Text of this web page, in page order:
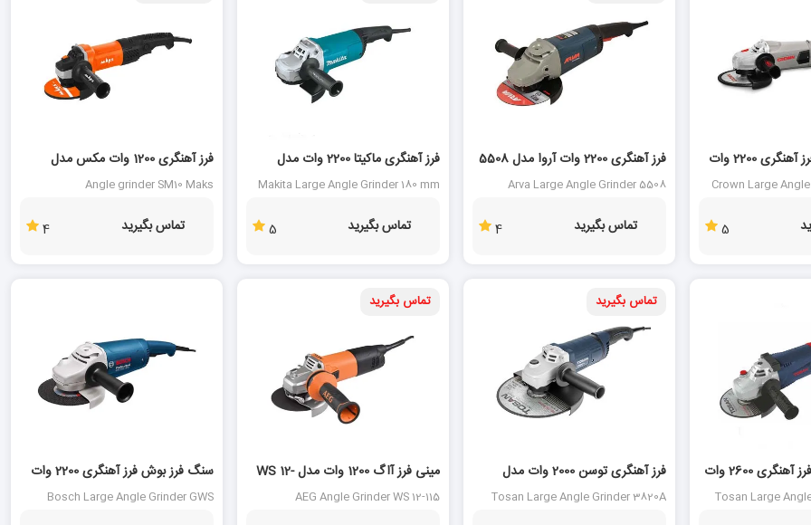
سنگ فرز کرون فرز آهنگری 2200 وات
Crown Large
5
فرز آهنگری 2200 وات آروا مدل 5508
Arva Large Angle Grinder 5508
تماس بگیرید 4
فرز آهنگری ماکیتا 2200 وات مدل
GA7020
Makita Large Angle Grinder 180 mm
تماس بگیرید 5
فرز آهنگری 1200 وات مکس مدل
SM10
Angle grinder SM10 Maks
تماس بگیرید 4
سنگ فرز توسن فرز آهنگری 2600 وات
Tosan Large
تماس بگیرید
فرز آهنگری توسن 2000 وات مدل
3820A
Tosan Large Angle Grinder 3820A
تماس بگیرید
مینی فرز آاگ 1200 وات مدل WS 12-
115
AEG Angle Grinder WS 12-115
سنگ فرز بوش فرز آهنگری 2200 وات
مدل GWS 2200-180H
Bosch Large Angle Grinder GWS